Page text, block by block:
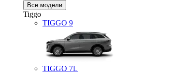
Все модели
Tiggo
TIGGO 9
TIGGO 7L